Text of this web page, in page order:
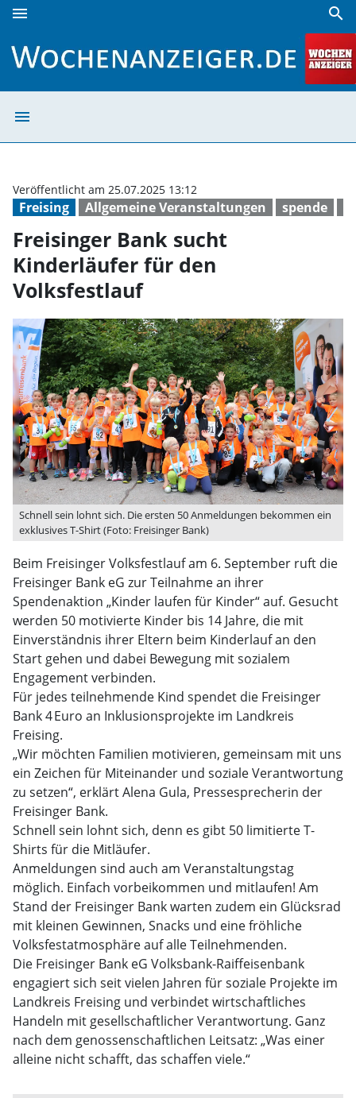
menu search
menu
Freising Allgemeine Veranstaltungen spende
Veröffentlicht am 25.07.2025 13:12
Freisinger Bank sucht
Kinderläufer für den
Volksfestlauf
Schnell sein lohnt sich. Die ersten 50 Anmeldungen bekommen ein
exklusives T-Shirt (Foto: Freisinger Bank)
Beim Freisinger Volksfestlauf am 6. September ruft die
Freisinger Bank eG zur Teilnahme an ihrer
Spendenaktion „Kinder laufen für Kinder“ auf. Gesucht
werden 50 motivierte Kinder bis 14 Jahre, die mit
Einverständnis ihrer Eltern beim Kinderlauf an den
Start gehen und dabei Bewegung mit sozialem
Engagement verbinden.
Für jedes teilnehmende Kind spendet die Freisinger
Bank 4 Euro an Inklusionsprojekte im Landkreis
Freising.
„Wir möchten Familien motivieren, gemeinsam mit uns
ein Zeichen für Miteinander und soziale Verantwortung
zu setzen“, erklärt Alena Gula, Pressesprecherin der
Freisinger Bank.
Schnell sein lohnt sich, denn es gibt 50 limitierte T-
Shirts für die Mitläufer.
Anmeldungen sind auch am Veranstaltungstag
möglich. Einfach vorbeikommen und mitlaufen! Am
Stand der Freisinger Bank warten zudem ein Glücksrad
mit kleinen Gewinnen, Snacks und eine fröhliche
Volksfestatmosphäre auf alle Teilnehmenden.
Die Freisinger Bank eG Volksbank-Raiffeisenbank
engagiert sich seit vielen Jahren für soziale Projekte im
Landkreis Freising und verbindet wirtschaftliches
Handeln mit gesellschaftlicher Verantwortung. Ganz
nach dem genossenschaftlichen Leitsatz: „Was einer
alleine nicht schafft, das schaffen viele.“